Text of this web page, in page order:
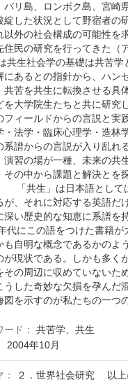
バリ島、ロンボク島、宮崎
綻した状況として野宿者の
以外の社会構成の可能性を
住民の研究を行ってきた（
共生社会学の基礎は共苦学
にあるとの指針から、ハン
共苦を共生に転換させる具
を大学院生たちと共に研
フィールドからの言説と実
・法学・臨床心理学・造林
系譜からの言説が入り乱れ
演習の場が一種、未来の共
その中から課題と解決とを
「共生」は日本語として
が、それに対応する英語だ
深い歴史的な知恵に系譜を
代にこの語をつけた書籍が
も自明な概念であるかのよ
が現状である。しかも多く
その周辺に収めていないた
うした奇妙な欠損を孕んだ
図を示すのが私たちの一つ
ド：
共苦学、共生
2004年10月
２．世界社会研究 以上